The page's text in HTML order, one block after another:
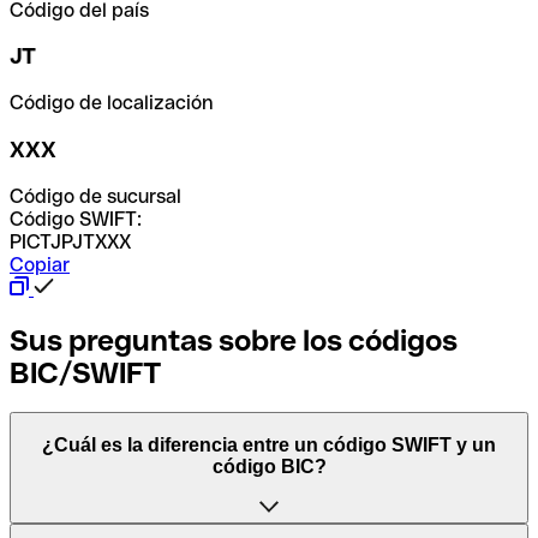
Código del país
JT
Código de localización
XXX
Código de sucursal
Código SWIFT:
PICTJPJTXXX
Copiar
Sus preguntas sobre los códigos
BIC/SWIFT
¿Cuál es la diferencia entre un código SWIFT y un
código BIC?